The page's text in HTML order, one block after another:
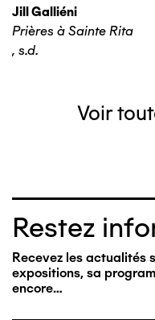
Jill Galliéni
Prières à Sainte Rita
, s.d.
Voir
Restez
Recevez les actualités
expositions, sa
encore…